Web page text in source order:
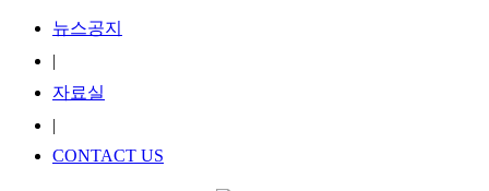
뉴스공지
|
자료실
|
CONTACT US